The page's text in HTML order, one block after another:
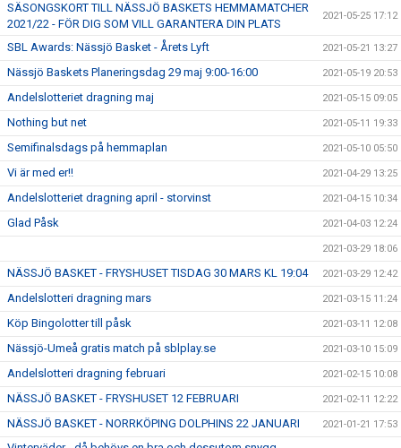
SÄSONGSKORT TILL NÄSSJÖ BASKETS HEMMAMATCHER
2021/22 - FÖR DIG SOM VILL GARANTERA DIN PLATS
2021-05-25 17:12
SBL Awards: Nässjö Basket - Årets Lyft 2021-05-21 13:27
Nässjö Baskets Planeringsdag 29 maj 9:00-16:00 2021-05-19 20:53
Andelslotteriet dragning maj 2021-05-15 09:05
Nothing but net 2021-05-11 19:33
Semifinalsdags på hemmaplan 2021-05-10 05:50
Vi är med er!! 2021-04-29 13:25
Andelslotteriet dragning april - storvinst 2021-04-15 10:34
Glad Påsk 2021-04-03 12:24
2021-03-29 18:06
NÄSSJÖ BASKET - FRYSHUSET TISDAG 30 MARS KL 19:04 2021-03-29 12:42
Andelslotteri dragning mars 2021-03-15 11:24
Köp Bingolotter till påsk 2021-03-11 12:08
Nässjö-Umeå gratis match på sblplay.se 2021-03-10 15:09
Andelslotteri dragning februari 2021-02-15 10:08
NÄSSJÖ BASKET - FRYSHUSET 12 FEBRUARI 2021-02-11 12:22
NÄSSJÖ BASKET - NORRKÖPING DOLPHINS 22 JANUARI 2021-01-21 17:53